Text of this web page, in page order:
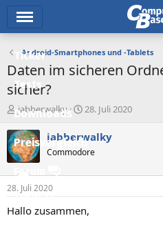
Ticker
Tests
Downloads
Preisvergleich
Forum
Aktuelles
Android-Smartphones und -Tablets
Daten im sicheren
sicher?
E
r
s
t
e
e
r
jabberwalky
E
s
e
t
a
m
28. Juli 2020
jabberwalky
Commodore
28. Juli 2020
Hallo zusammen,